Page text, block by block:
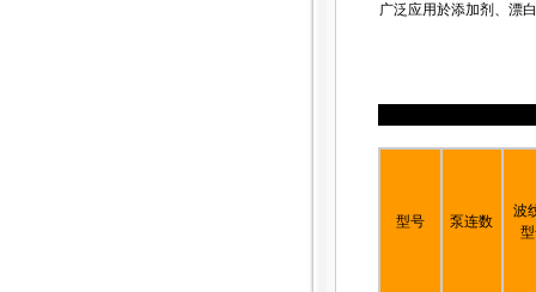
广泛应用於添加剂、漂
型号 泵连数
波